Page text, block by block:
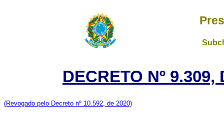
DECRETO Nº
(Revogado pelo Decreto nº 10.592, de 2020)